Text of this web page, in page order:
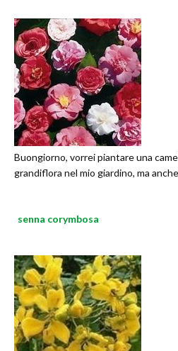
Buongiorno, vorrei piantare una
grandiflora nel mio giardino, ma
senna corymbosa